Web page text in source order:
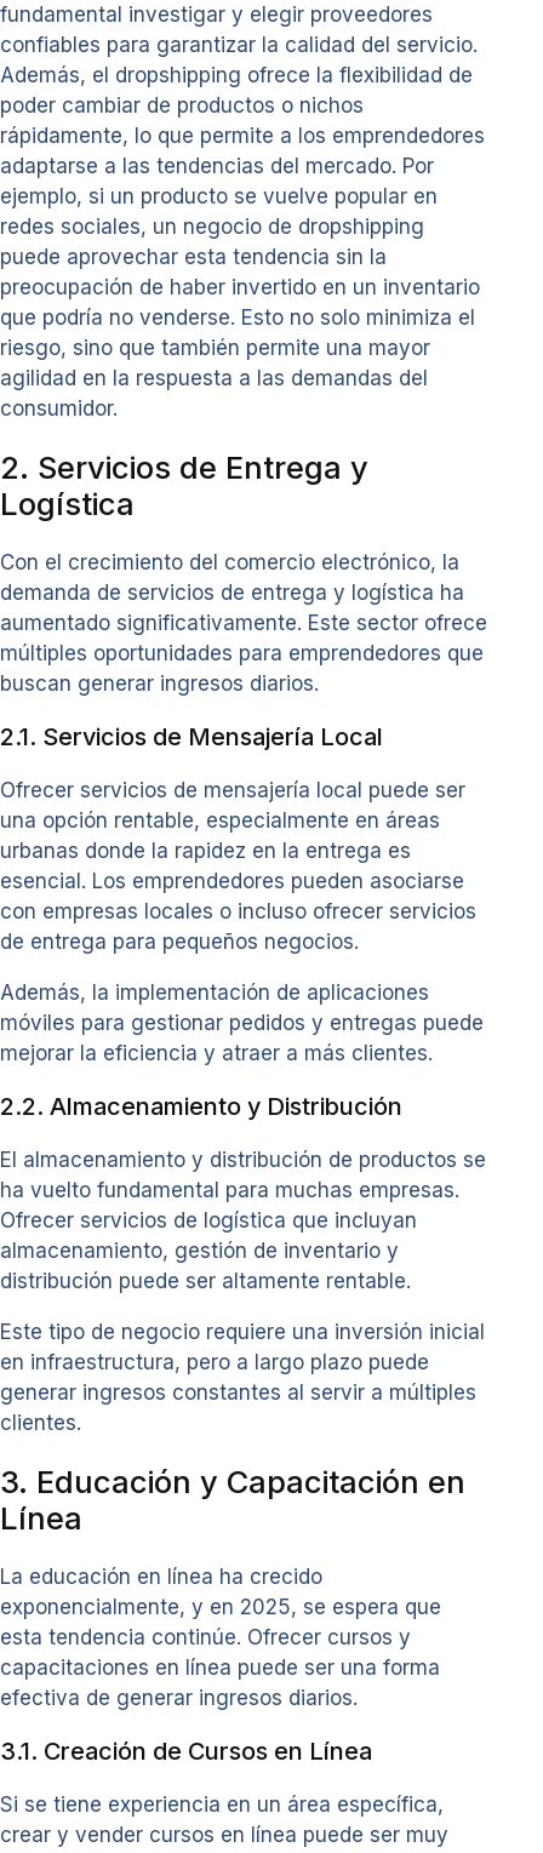
fundamental investigar y elegir proveedores
confiables para garantizar la calidad del servicio.
Además, el dropshipping ofrece la flexibilidad de
poder cambiar de productos o nichos
rápidamente, lo que permite a los emprendedores
adaptarse a las tendencias del mercado. Por
ejemplo, si un producto se vuelve popular en
redes sociales, un negocio de dropshipping
puede aprovechar esta tendencia sin la
preocupación de haber invertido en un inventario
que podría no venderse. Esto no solo minimiza el
riesgo, sino que también permite una mayor
agilidad en la respuesta a las demandas del
consumidor.
2. Servicios de Entrega y
Logística
Con el crecimiento del comercio electrónico, la
demanda de servicios de entrega y logística ha
aumentado significativamente. Este sector ofrece
múltiples oportunidades para emprendedores que
buscan generar ingresos diarios.
2.1. Servicios de Mensajería Local
Ofrecer servicios de mensajería local puede ser
una opción rentable, especialmente en áreas
urbanas donde la rapidez en la entrega es
esencial. Los emprendedores pueden asociarse
con empresas locales o incluso ofrecer servicios
de entrega para pequeños negocios.
Además, la implementación de aplicaciones
móviles para gestionar pedidos y entregas puede
mejorar la eficiencia y atraer a más clientes.
2.2. Almacenamiento y Distribución
El almacenamiento y distribución de productos se
ha vuelto fundamental para muchas empresas.
Ofrecer servicios de logística que incluyan
almacenamiento, gestión de inventario y
distribución puede ser altamente rentable.
Este tipo de negocio requiere una inversión inicial
en infraestructura, pero a largo plazo puede
generar ingresos constantes al servir a múltiples
clientes.
3. Educación y Capacitación en
Línea
La educación en línea ha crecido
exponencialmente, y en 2025, se espera que
esta tendencia continúe. Ofrecer cursos y
capacitaciones en línea puede ser una forma
efectiva de generar ingresos diarios.
3.1. Creación de Cursos en Línea
Si se tiene experiencia en un área específica,
crear y vender cursos en línea puede ser muy